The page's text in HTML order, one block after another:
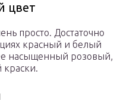
цвет
просто. Достаточно
красный и белый
насыщенный розовый,
краски.